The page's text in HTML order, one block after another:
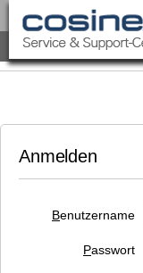
Anmelden
Benutzername
Passwort